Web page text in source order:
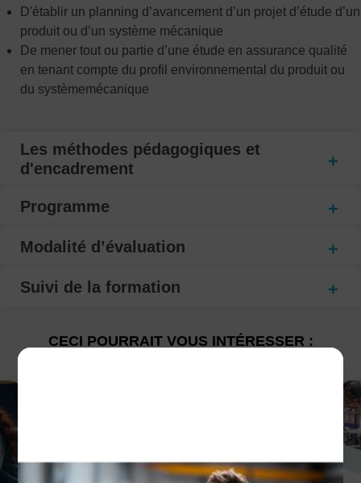
D'établir un planning d’avancement d’un projet d’étude d’un
produit ou d’un système mécanique
De mener tout ou partie d’une étude en assurance qualité
en tenant compte du profil environnemental du produit ou
du systèmemécanique
Les méthodes pédagogiques et
d'encadrement
Programme
Modalité d’évaluation
Suivi de la formation
CECI POURRAIT VOUS INTÉRESSER :